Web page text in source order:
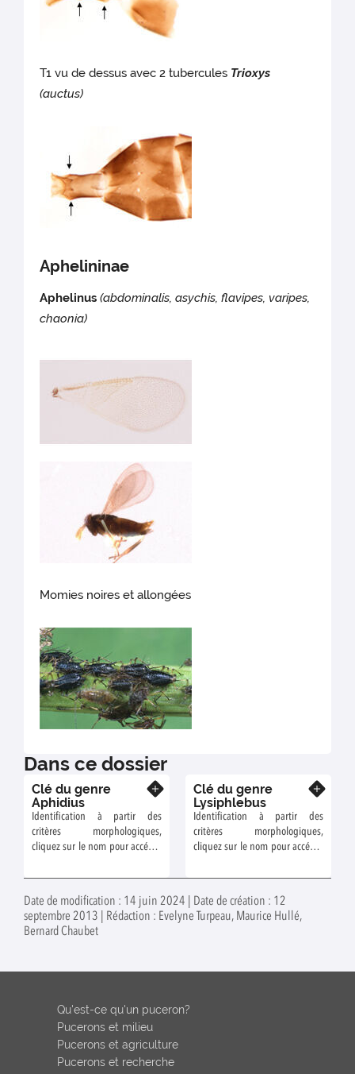
T1 vu de dessus avec 2 tubercules Trioxys
(auctus)
Aphelininae
Aphelinus(abdominalis, asychis, flavipes, varipes,
chaonia)
Momies noires et allongées
Dans ce dossier
Clé du genre
Aphidius
Identification à partir des
critères morphologiques,
cliquez sur le nom pour accéder
Clé du genre
Lysiphlebus
Identification à partir des
critères morphologiques,
cliquez sur le nom pour accéder
Date de modification : 14 juin 2024 | Date de création : 12
septembre 2013 | Rédaction : Evelyne Turpeau, Maurice Hullé,
Bernard Chaubet
Qu'est-ce qu'un puceron?
Pucerons et milieu
Pucerons et agriculture
Pucerons et recherche